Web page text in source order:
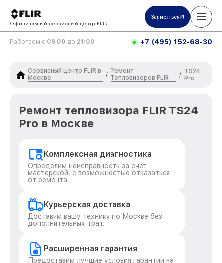
Официальный сервисный центр FLIR
Записаться
Работаем с 09:00 до 21:00 +7 (495) 152-68-30
Сервисный центр FLIR в
Москве
/
Ремонт
Тепловизоров FLIR
/ TS24
Pro
Ремонт тепловизора FLIR TS24
Pro в Москве
Комплексная диагностика
Определим неисправность за счет
мастерской, с возможностью отказаться
от ремонта.
Курьерская доставка
Доставим вашу технику по Москве без
дополнительных трат.
Расширенная гарантия
Предоставим лучшие условия гарантии на